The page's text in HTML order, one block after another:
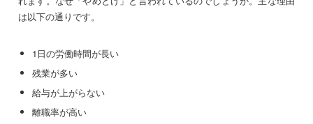
は以下の通りです。
1日の労働時間が長い
残業が多い
給与が上がらない
離職率が高い